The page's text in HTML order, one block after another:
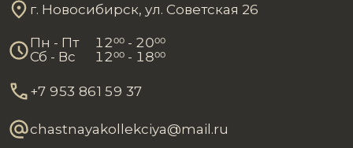
г. Новосибирск, ул. Советская 26
Пн - Пт 1200 - 2000
Сб - Вс
1200 - 1800
+7 953 861 59 37
chastnayakollekciya@mail.ru